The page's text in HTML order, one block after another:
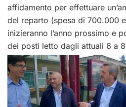
affidamento per effettuare
del reparto (spesa di 700.000
inizieranno l’anno prossimo e
dei posti letto dagli attuali 6 a